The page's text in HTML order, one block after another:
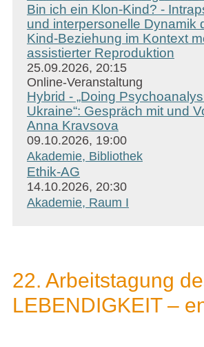
Bin ich ein Klon-Kind? -
und interpersonelle Dynamik
Kind-Beziehung im Kontext
assistierter Reproduktion
25.09.2026, 20:15
Online-Veranstaltung
Hybrid - „Doing
Ukraine“: Gespräch mit und
Anna Kravsova
09.10.2026, 19:00
Akademie, Bibliothek
Ethik-AG
14.10.2026, 20:30
Akademie, Raum I
22. Arbeitstagung
LEBENDIGKEIT –